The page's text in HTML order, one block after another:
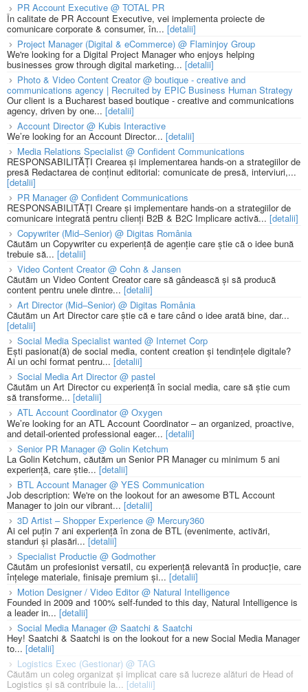
PR Account Executive @ TOTAL PR
În calitate de PR Account Executive, vei implementa proiecte de
comunicare corporate & consumer, în... [detalii]
Project Manager (Digital & eCommerce) @ Flaminjoy Group
We're looking for a Digital Project Manager who enjoys helping
businesses grow through digital marketing... [detalii]
Photo & Video Content Creator @ boutique - creative and
communications agency | Recruited by EPIC Business Human Strategy
Our client is a Bucharest based boutique - creative and communications
agency, driven by one... [detalii]
Account Director @ Kubis Interactive
We’re looking for an Account Director... [detalii]
Media Relations Specialist @ Confident Communications
RESPONSABILITĂȚI Crearea și implementarea hands-on a strategiilor de
presă Redactarea de conținut editorial: comunicate de presă, interviuri,...
[detalii]
PR Manager @ Confident Communications
RESPONSABILITĂȚI Creare și implementare hands-on a strategiilor de
comunicare integrată pentru clienți B2B & B2C Implicare activă... [detalii]
Copywriter (Mid–Senior) @ Digitas România
Căutăm un Copywriter cu experiență de agenție care știe că o idee bună
trebuie să... [detalii]
Video Content Creator @ Cohn & Jansen
Căutăm un Video Content Creator care să gândească și să producă
content pentru unele dintre... [detalii]
Art Director (Mid–Senior) @ Digitas România
Căutăm un Art Director care știe că e tare când o idee arată bine, dar...
[detalii]
Social Media Specialist wanted @ Internet Corp
Ești pasionat(ă) de social media, content creation și tendințele digitale?
Ai un ochi format pentru... [detalii]
Social Media Art Director @ pastel
Căutăm un Art Director cu experiență în social media, care să știe cum
să transforme... [detalii]
ATL Account Coordinator @ Oxygen
We’re looking for an ATL Account Coordinator – an organized, proactive,
and detail-oriented professional eager... [detalii]
Senior PR Manager @ Golin Ketchum
La Golin Ketchum, căutăm un Senior PR Manager cu minimum 5 ani
experiență, care știe... [detalii]
BTL Account Manager @ YES Communication
Job description: We're on the lookout for an awesome BTL Account
Manager to join our vibrant... [detalii]
3D Artist – Shopper Experience @ Mercury360
Ai cel puțin 7 ani experiență în zona de BTL (evenimente, activări,
standuri și plasări...[detalii]
Specialist Productie @ Godmother
Căutăm un profesionist versatil, cu experiență relevantă în producție, care
înțelege materiale, finisaje premium și... [detalii]
Motion Designer / Video Editor @ Natural Intelligence
Founded in 2009 and 100% self-funded to this day, Natural Intelligence is
a leader in... [detalii]
Social Media Manager @ Saatchi & Saatchi
Hey! Saatchi & Saatchi is on the lookout for a new Social Media Manager
to... [detalii]
Logistics Exec (Gestionar) @ TAG
Căutăm un coleg organizat și implicat care să lucreze alături de Head of
Logistics și să contribuie la... [detalii]